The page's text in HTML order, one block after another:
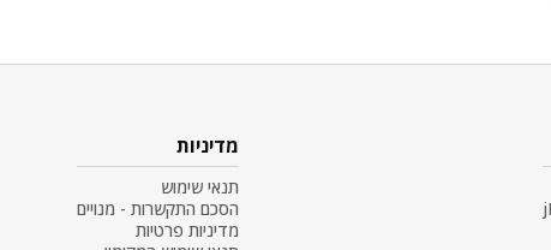
מדיניות
תנאי שימוש
הסכם התקשרות - מנויים
מדיניות פרטיות